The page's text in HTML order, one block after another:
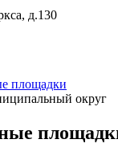
д.130
площадки
округ